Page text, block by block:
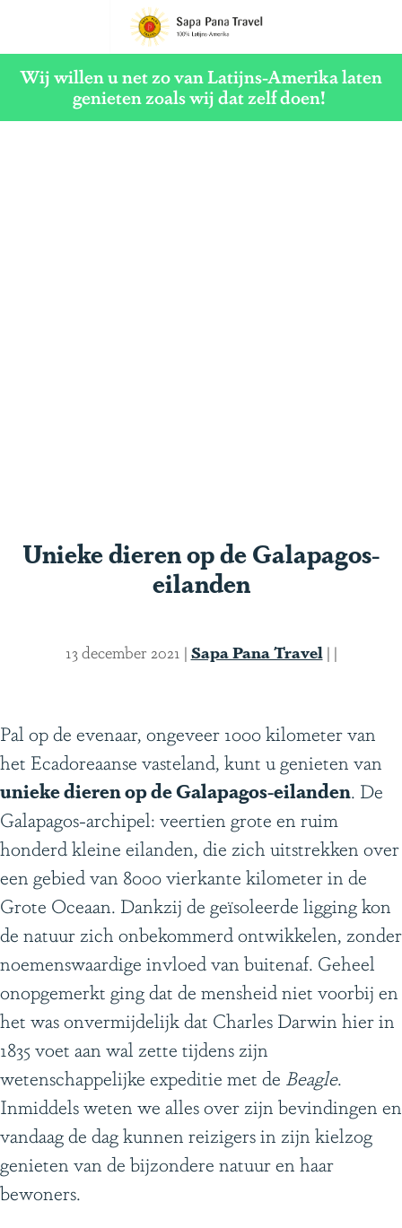
G
n
a
Wij willen u net zo van Latijns-Amerika laten
genieten zoals wij dat zelf doen!
Unieke dieren op de Galapagos-
eilanden
13 december 2021 |Sapa Pana Travel | |
l
n
e
e
n
Pal op de evenaar, ongeveer 1000 kilometer van
het Ecadoreaanse vasteland, kunt u genieten van
unieke dieren op de Galapagos-eilanden. De
Galapagos-archipel: veertien grote en ruim
honderd kleine eilanden, die zich uitstrekken over
een gebied van 8000 vierkante kilometer in de
Grote Oceaan. Dankzij de geïsoleerde ligging kon
de natuur zich onbekommerd ontwikkelen, zonder
noemenswaardige invloed van buitenaf. Geheel
onopgemerkt ging dat de mensheid niet voorbij en
het was onvermijdelijk dat Charles Darwin hier in
1835 voet aan wal zette tijdens zijn
wetenschappelijke expeditie met de Beagle.
Inmiddels weten we alles over zijn bevindingen en
vandaag de dag kunnen reizigers in zijn kielzog
genieten van de bijzondere natuur en haar
bewoners.